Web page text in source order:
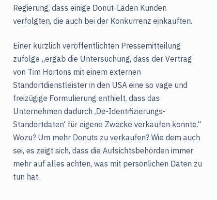
Regierung, dass einige Donut-Läden Kunden
verfolgten, die auch bei der Konkurrenz einkauften.
Einer kürzlich veröffentlichten Pressemitteilung
zufolge „ergab die Untersuchung, dass der Vertrag
von Tim Hortons mit einem externen
Standortdienstleister in den USA eine so vage und
freizügige Formulierung enthielt, dass das
Unternehmen dadurch ‚De-Identifizierungs-
Standortdaten‘ für eigene Zwecke verkaufen konnte.“
Wozu? Um mehr Donuts zu verkaufen? Wie dem auch
sei, es zeigt sich, dass die Aufsichtsbehörden immer
mehr auf alles achten, was mit persönlichen Daten zu
tun hat.